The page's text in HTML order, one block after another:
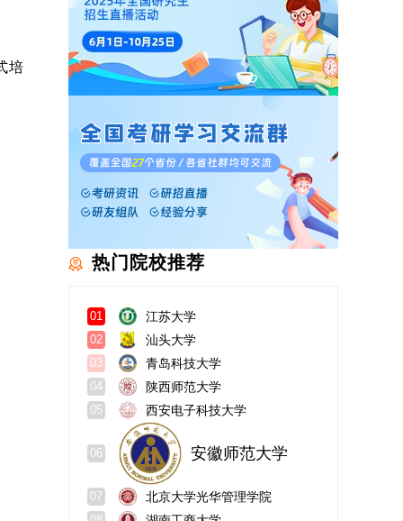
培
热门院校推荐
01 江苏大学
02 汕头大学
03 青岛科技大学
04 陕西师范大学
05 西安电子科技大学
06 安徽师范大学
07 北京大学光华管理学院